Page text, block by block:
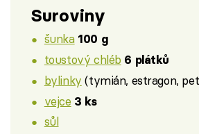
Suroviny
šunka 100 g
toustový chléb 6 plátků
bylinky (tymián, estragon,
vejce 3 ks
sůl